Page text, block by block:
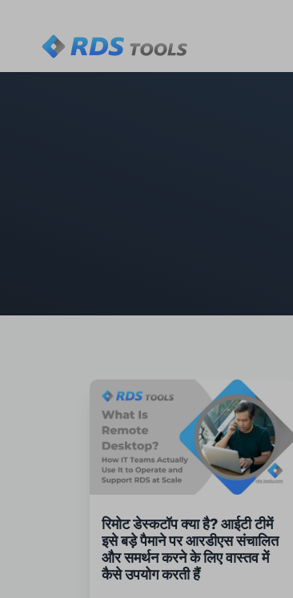
रिमोट डेस्कटॉप क्या है? आईटी टीमें
इसे बड़े पैमाने पर आरडीएस संचालित
और समर्थन करने के लिए वास्तव में
कैसे उपयोग करती हैं